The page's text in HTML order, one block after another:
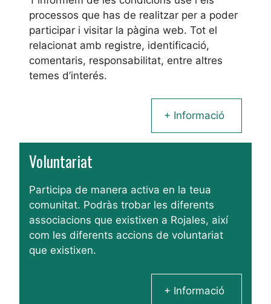
processos que has de realitzar per a poder
participar i visitar la pàgina web. Tot el
relacionat amb registre, identificació,
comentaris, responsabilitat, entre altres
temes d’interés.
+ Informació
Voluntariat
Participa de manera activa en la teua
comunitat. Podràs trobar les diferents
associacions que existixen a Rojales, així
com les diferents accions de voluntariat
que existixen.
+ Informació